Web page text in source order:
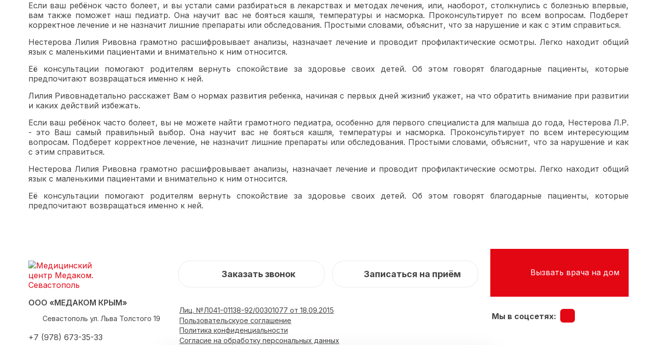
Если ваш ребёнок часто болеет, и вы устали сами разбираться в лекарствах и методах лечения, или, наоборот, столкнулись с болезнью впервые,
вам также поможет наш педиатр. Она научит вас не бояться кашля, температуры и насморка. Проконсультирует по всем вопросам. Подберет
корректное лечение и не назначит лишние препараты или обследования. Простыми словами, объяснит, что за нарушение и как с этим справиться.
Нестерова Лилия Ривовна грамотно расшифровывает анализы, назначает лечение и проводит профилактические осмотры. Легко находит общий
язык с маленькими пациентами и внимательно к ним относится.
Её консультации помогают родителям вернуть спокойствие за здоровье своих детей. Об этом говорят благодарные пациенты, которые
предпочитают возвращаться именно к ней.
Лилия Ривовнадетально расскажет Вам о нормах развития ребенка, начиная с первых дней жизниб укажет, на что обратить внимание при развитии
и каких действий избежать.
Если ваш ребёнок часто болеет, вы не можете найти грамотного педиатра, особенно для первого специалиста для малыша до года, Нестерова Л.Р.
- это Ваш самый правильный выбор. Она научит вас не бояться кашля, температуры и насморка. Проконсультирует по всем интересующим
вопросам. Подберет корректное лечение, не назначит лишние препараты или обследования. Простыми словами, объяснит, что за нарушение и как
с этим справиться.
Нестерова Лилия Ривовна грамотно расшифровывает анализы, назначает лечение и проводит профилактические осмотры. Легко находит общий
язык с маленькими пациентами и внимательно к ним относится.
Её консультации помогают родителям вернуть спокойствие за здоровье своих детей. Об этом говорят благодарные пациенты, которые
предпочитают возвращаться именно к ней.
ООО «МЕДАКОМ КРЫМ»
Севастополь ул. Льва Толстого 19
+7 (978) 673-35-33
Заказать звонок Записаться на приём Вызвать врача на дом
Лиц. №Л041-01138-92/00301077 от 18.09.2015
Пользовательскуое соглашение
Политика конфиденциальности
Согласие на обработку персональных данных
Мы в соцсетях: